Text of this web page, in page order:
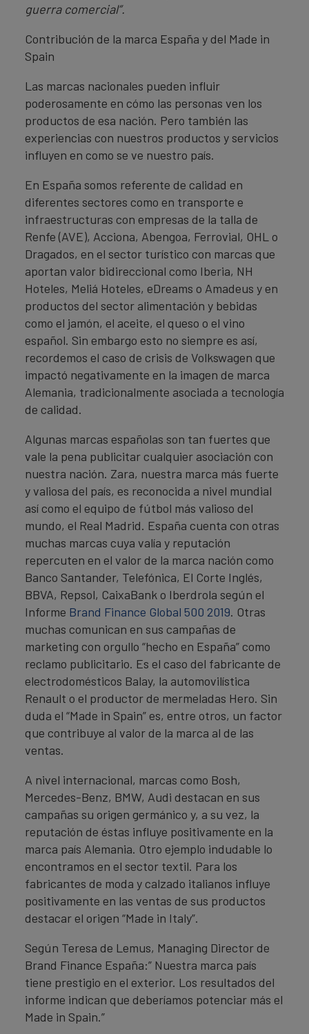
guerra comercial”.
Contribución de la marca España y del Made in
Spain
Las marcas nacionales pueden influir
poderosamente en cómo las personas ven los
productos de esa nación. Pero también las
experiencias con nuestros productos y servicios
influyen en como se ve nuestro país.
En España somos referente de calidad en
diferentes sectores como en transporte e
infraestructuras con empresas de la talla de
Renfe (AVE), Acciona, Abengoa, Ferrovial, OHL o
Dragados, en el sector turístico con marcas que
aportan valor bidireccional como Iberia, NH
Hoteles, Meliá Hoteles, eDreams o Amadeus y en
productos del sector alimentación y bebidas
como el jamón, el aceite, el queso o el vino
español. Sin embargo esto no siempre es así,
recordemos el caso de crisis de Volkswagen que
impactó negativamente en la imagen de marca
Alemania, tradicionalmente asociada a tecnología
de calidad.
Algunas marcas españolas son tan fuertes que
vale la pena publicitar cualquier asociación con
nuestra nación. Zara, nuestra marca más fuerte
y valiosa del país, es reconocida a nivel mundial
así como el equipo de fútbol más valioso del
mundo, el Real Madrid. España cuenta con otras
muchas marcas cuya valía y reputación
repercuten en el valor de la marca nación como
Banco Santander, Telefónica, El Corte Inglés,
BBVA, Repsol, CaixaBank o Iberdrola según el
Informe Brand Finance Global 500 2019. Otras
muchas comunican en sus campañas de
marketing con orgullo “hecho en España” como
reclamo publicitario. Es el caso del fabricante de
electrodomésticos Balay, la automovilística
Renault o el productor de mermeladas Hero. Sin
duda el “Made in Spain” es, entre otros, un factor
que contribuye al valor de la marca al de las
ventas.
A nivel internacional, marcas como Bosh,
Mercedes-Benz, BMW, Audi destacan en sus
campañas su origen germánico y, a su vez, la
reputación de éstas influye positivamente en la
marca país Alemania. Otro ejemplo indudable lo
encontramos en el sector textil. Para los
fabricantes de moda y calzado italianos influye
positivamente en las ventas de sus productos
destacar el origen “Made in Italy”.
Según Teresa de Lemus, Managing Director de
Brand Finance España:” Nuestra marca país
tiene prestigio en el exterior. Los resultados del
informe indican que deberíamos potenciar más el
Made in Spain.”